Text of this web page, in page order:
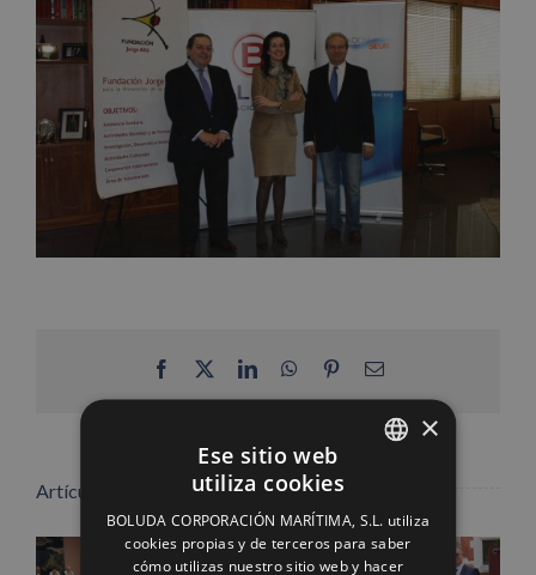
Facebook LinkedInWhatsApp
PinterestCorreo
Artículos relacionados
ENGLISH
×
Ese sitio web
utiliza cookies
BOLUDA CORPORACIÓN MARÍTIMA, S.L. utiliza
cookies propias y de terceros para saber
cómo utilizas nuestro sitio web y hacer